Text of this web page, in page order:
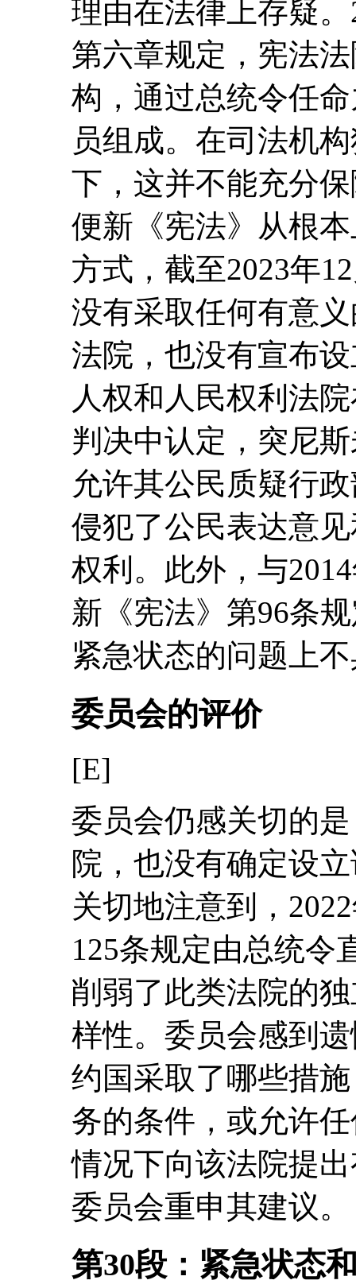
理由在法律上存疑
第六章规定，宪法
构，通过总统令任
员组成。在司法机
下，这并不能充分
便新《宪法》从根
方式，截至2023年
没有采取任何有意
法院，也没有宣布
人权和人民权利法
判决中认定，突尼
允许其公民质疑行
侵犯了公民表达意
权利。此外，与
新《宪法》第96条
紧急状态的问题上
委员会的评价
[E]
委员会仍感关切的
院，也没有确定设
关切地注意到，
125条规定由总统令
削弱了此类法院的
样性。委员会感到
约国采取了哪些措
务的条件，或允许
情况下向该法院提
委员会重申其建议。
第30段 ： 紧急状态